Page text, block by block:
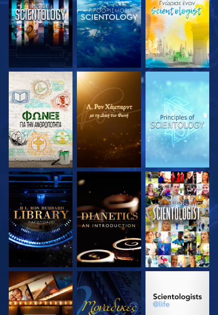
ΕΞΕΡΕΥΝΗΣΤΕ ΤΗ
ΣΕΙΡΑ
ΕΞΕΡΕΥΝΗΣΤΕ ΤΗ
ΣΕΙΡΑ
ΕΞΕΡΕΥΝΗΣΤΕ ΤΗ
ΣΕΙΡΑ
ΕΞΕΡΕΥΝΗΣΤΕ ΤΗ
ΣΕΙΡΑ
ΕΞΕΡΕΥΝΗΣΤΕ ΤΗ
ΣΕΙΡΑ
ΠΑΡΑΚΟΛΟΥΘΗΣΤΕ
ΕΞΕΡΕΥΝΗΣΤΕ ΤΗ
ΣΕΙΡΑ
ΠΑΡΑΚΟΛΟΥΘΗΣΤΕ
ΕΞΕΡΕΥΝΗΣΤΕ ΤΗ